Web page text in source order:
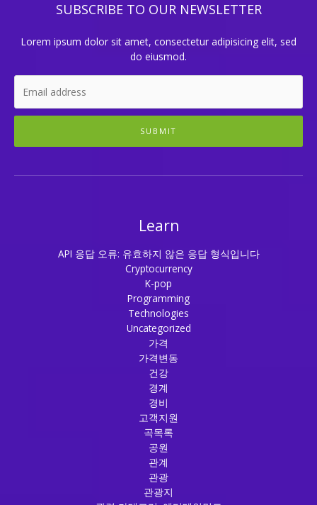
SUBSCRIBE TO OUR NEWSLETTER
Lorem ipsum dolor sit amet, consectetur adipisicing elit, sed
do eiusmod.
SUBMIT
Learn
API 응답 오류: 유효하지 않은 응답 형식입니다
Cryptocurrency
K-pop
Programming
Technologies
Uncategorized
가격
가격변동
건강
경계
경비
고객지원
곡목록
공원
관계
관광
관광지